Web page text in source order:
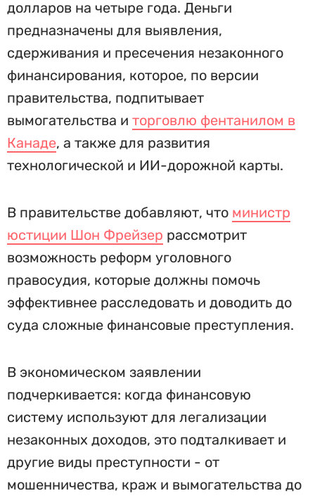
долларов на четыре года. Деньги
предназначены для выявления,
сдерживания и пресечения незаконного
финансирования, которое, по версии
правительства, подпитывает
вымогательства и торговлю фентанилом в
Канаде, а также для развития
технологической и ИИ-дорожной карты.
В правительстве добавляют, что министр
юстиции Шон Фрейзер рассмотрит
возможность реформ уголовного
правосудия, которые должны помочь
эффективнее расследовать и доводить до
суда сложные финансовые преступления.
В экономическом заявлении
подчеркивается: когда финансовую
систему используют для легализации
незаконных доходов, это подталкивает и
другие виды преступности - от
мошенничества, краж и вымогательства до